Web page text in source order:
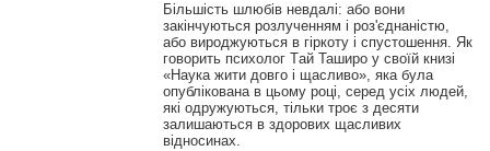
Більшість шлюбів невдалі: або вони
закінчуються розлученням і роз'єднаністю,
або вироджуються в гіркоту і спустошення. Як
говорить психолог Tай Таширо у своїй книзі
«Наука жити довго і щасливо», яка була
опублікована в цьому році, серед усіх людей,
які одружуються, тільки троє з десяти
залишаються в здорових щасливих
відносинах.